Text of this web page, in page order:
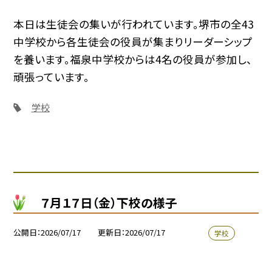
本日は生徒会の集いが行われています。堺市の全43
中学校から各生徒会の役員が集まりリーダーシップ
を養います。福泉中学校からは4名の役員が参加し、
頑張っています。
学校
７月１７日（金）下校の様子
公開日 2026/07/17 更新日 2026/07/17 学校